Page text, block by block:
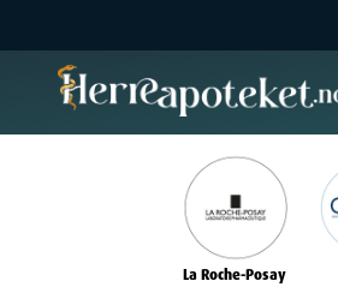
La Roche-Posay